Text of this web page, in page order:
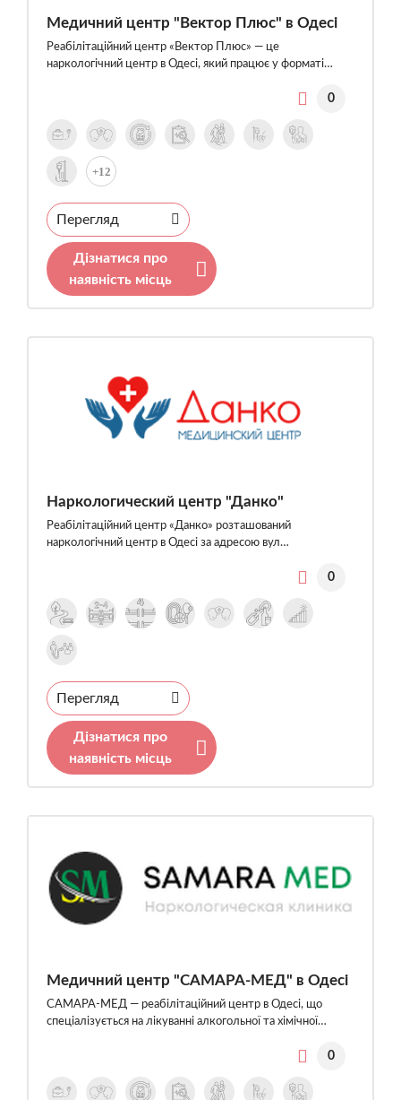
Медичний центр "Вектор Плюс" в Одесі
Реабілітаційний центр «Вектор Плюс» — це
наркологічний центр в Одесі, який працює у форматі…
0
+12
Перегляд
Дізнатися про
наявність місць
Наркологический центр "Данко"
Реабілітаційний центр «Данко» розташований
наркологічний центр в Одесі за адресою вул…
0
Перегляд
Дізнатися про
наявність місць
Медичний центр "САМАРА-МЕД" в Одесі
САМАРА-МЕД — реабілітаційний центр в Одесі, що
спеціалізується на лікуванні алкогольної та хімічної…
0